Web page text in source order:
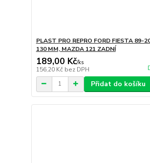
PLAST PRO REPRO FORD FIESTA 89-
130 MM, MAZDA 121 ZADNÍ
189,00 Kč/ks
156,20 Kč bez DPH
Přidat do košíku